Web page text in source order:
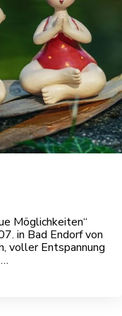
Möglichkeiten“
in Bad Endorf von
voller Entspannung